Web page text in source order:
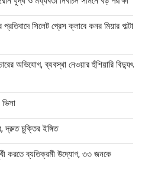
সিলেট প্রেস ক্লাবে কনর মিয়ার পাল্টা
অভিযোগ, ব্যবস্থা নেওয়ার হুঁশিয়ারি বিদ্যুৎ
দ্রুত চুক্তির ইঙ্গিত
করতে ব্যতিক্রমী উদ্যোগ, ৩৩ জনকে